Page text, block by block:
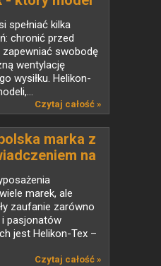
spełniać kilka
chronić przed
swobodę
wentylację
wysiłku. Helikon-
Czytaj całość »
marka z
na
marek, ale
zaufanie zarówno
pasjonatów
jest Helikon-Tex –
Czytaj całość »